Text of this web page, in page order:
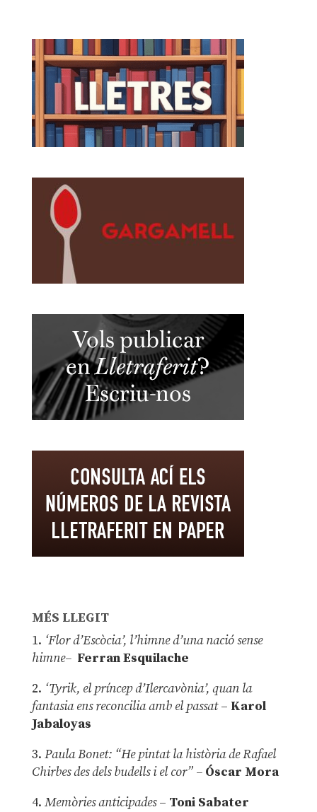
MÉS LLEGIT
1. ‘Flor d’Escòcia’, l’himne d’una nació sense
himne– Ferran Esquilache
2. ‘Tyrik, el príncep d’Ilercavònia’, quan la
fantasia ens reconcilia amb el passat– Karol
Jabaloyas
3. Paula Bonet: “He pintat la història de Rafael
Chirbes des dels budells i el cor” –Óscar Mora
4. Memòries anticipades– Toni Sabater